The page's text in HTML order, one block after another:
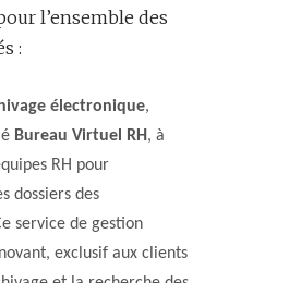
l’ensemble des
:
électronique,
Bureau Virtuel RH, à
RH pour
dossiers des
service de gestion
exclusif aux clients